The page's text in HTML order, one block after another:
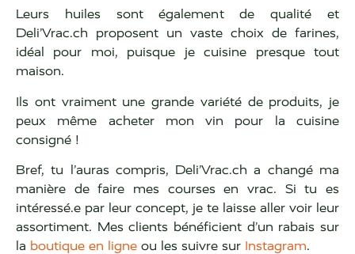
Leurs huiles sont également de qualité et
Deli’Vrac.ch proposent un vaste choix de farines,
idéal pour moi, puisque je cuisine presque tout
maison.
Ils ont vraiment une grande variété de produits, je
peux même acheter mon vin pour la cuisine
consigné !
Bref, tu l’auras compris, Deli’Vrac.ch a changé ma
manière de faire mes courses en vrac. Si tu es
intéressé.e par leur concept, je te laisse aller voir leur
assortiment. Mes clients bénéficient d’un rabais sur
la boutique en ligne ou les suivre sur Instagram.